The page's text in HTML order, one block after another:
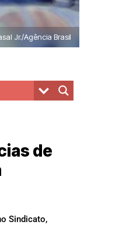
Jr./Agência Brasil
de
Sindicato,